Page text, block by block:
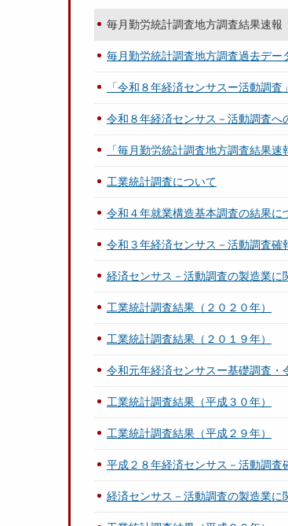
毎月勤労統計調査地方調査結果速
毎月勤労統計調査地方調査過去デー
「令和８年経済センサスー活動調
令和８年経済センサス－活動調査へ
「毎月勤労統計調査地方調査結果
工業統計調査について
令和４年就業構造基本調査の結果に
令和３年経済センサス－活動調査確
経済センサス－活動調査の製造業に
工業統計調査結果（２０２０年）
工業統計調査結果（２０１９年）
令和元年経済センサスー基礎調査
工業統計調査結果（平成３０年）
工業統計調査結果（平成２９年）
平成２８年経済センサス－活動調査
経済センサス－活動調査の製造業に